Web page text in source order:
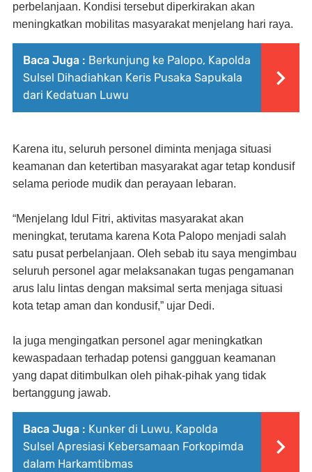
perbelanjaan. Kondisi tersebut diperkirakan akan
meningkatkan mobilitas masyarakat menjelang hari raya.
Baca Juga : Berkunjung ke Palopo, Kapolda
Sulsel Dihadiahkan Keris Pusaka Sapukala
dari Kedatuan Luwu
Karena itu, seluruh personel diminta menjaga situasi
keamanan dan ketertiban masyarakat agar tetap kondusif
selama periode mudik dan perayaan lebaran.
“Menjelang Idul Fitri, aktivitas masyarakat akan
meningkat, terutama karena Kota Palopo menjadi salah
satu pusat perbelanjaan. Oleh sebab itu saya mengimbau
seluruh personel agar melaksanakan tugas pengamanan
arus lalu lintas dengan maksimal serta menjaga situasi
kota tetap aman dan kondusif,” ujar Dedi.
Ia juga mengingatkan personel agar meningkatkan
kewaspadaan terhadap potensi gangguan keamanan
yang dapat ditimbulkan oleh pihak-pihak yang tidak
bertanggung jawab.
Baca Juga : Kunker di Luwu, Kapolda
Sulsel Apresiasi Kebersamaan Forkopimda
dalam Harkamtibmas